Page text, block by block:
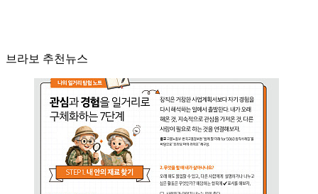
브라보 추천뉴스